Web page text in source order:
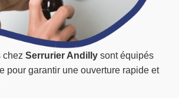
chez Serrurier Andilly sont équipés
pour garantir une ouverture rapide et